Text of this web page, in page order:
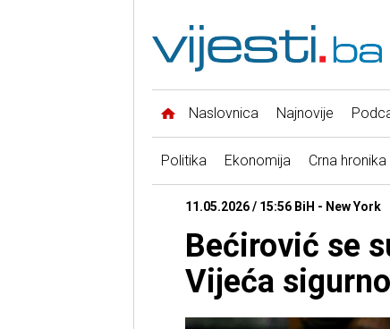
Naslovnica Najnovije
Politika Ekonomija Crna hronika
11.05.2026 / 15:56 BiH - New York
Bećirović se
Vijeća